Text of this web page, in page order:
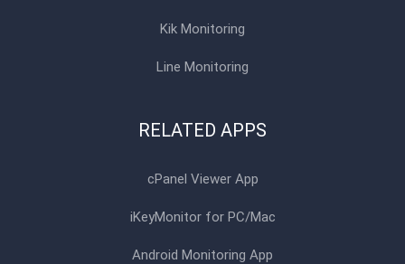
Kik Monitoring
Line Monitoring
RELATED APPS
cPanel Viewer App
iKeyMonitor for PC/Mac
Android Monitoring App